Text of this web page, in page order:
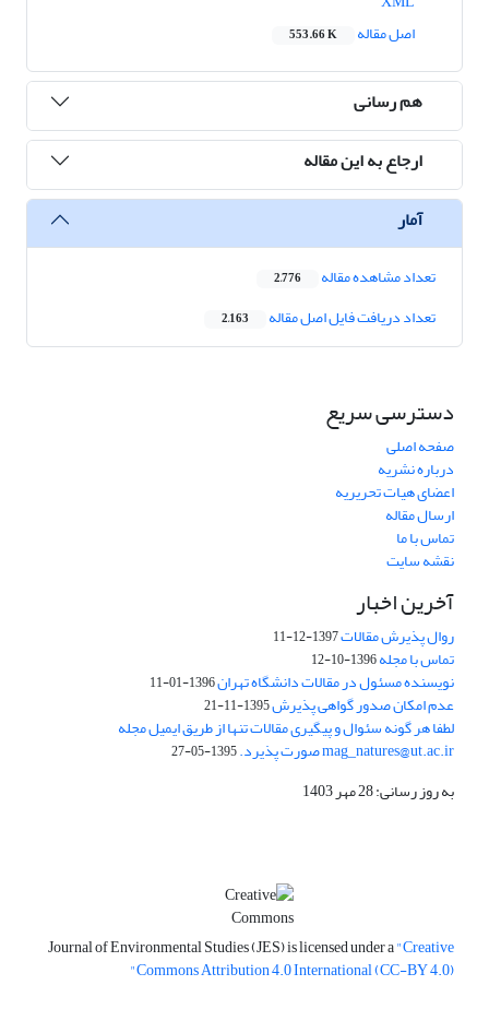
اصل مقاله
553.66 K
هم رسانی
ارجاع به این مقاله
آمار
تعداد مشاهده مقاله 2,776
تعداد دریافت فایل اصل مقاله 2,163
دسترسی سریع
صفحه اصلی
درباره نشریه
اعضای هیات تحریریه
ارسال مقاله
تماس با ما
نقشه سایت
آخرین اخبار
روال پذیرش مقالات1397-12-11
تماس با مجله1396-10-12
نویسنده مسئول در مقالات دانشگاه تهران1396-01-11
عدم امکان صدور گواهی پذیرش1395-11-21
لطفا هر گونه سئوال و پیگیری مقالات تنها از طریق ایمیل مجله
mag_natures@ut.ac.ir صورت پذیرد. 1395-05-27
به روز رسانی: 28 مهر 1403
Journal of Environmental Studies (JES) is licensed under a"Creative
Commons Attribution 4.0 International (CC-BY 4.0)"